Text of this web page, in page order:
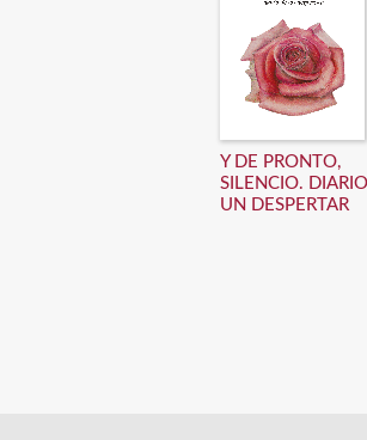
Y DE PRONTO,
SILENCIO.
UN DESPERTAR